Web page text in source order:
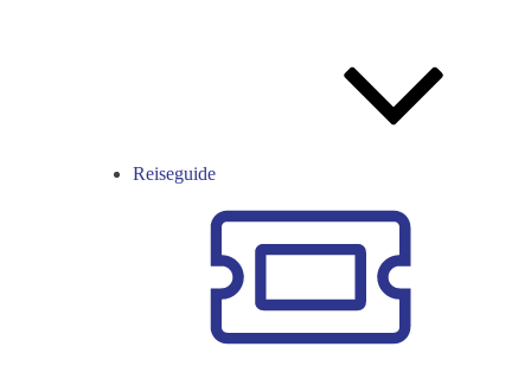
Reiseguide